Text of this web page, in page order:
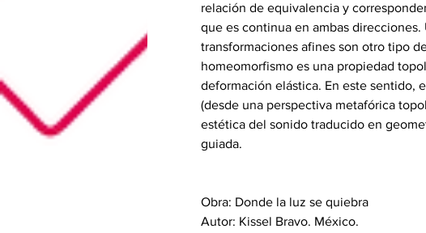
relación de equivalencia y
que es continua en ambas
transformaciones afines son otro tipo
homeomorfismo es una propiedad
deformación elástica. En este sentido,
(desde una perspectiva metafórica
estética del sonido traducido en
guiada.
Obra: Donde la luz se quiebra
Autor: Kissel Bravo. México.